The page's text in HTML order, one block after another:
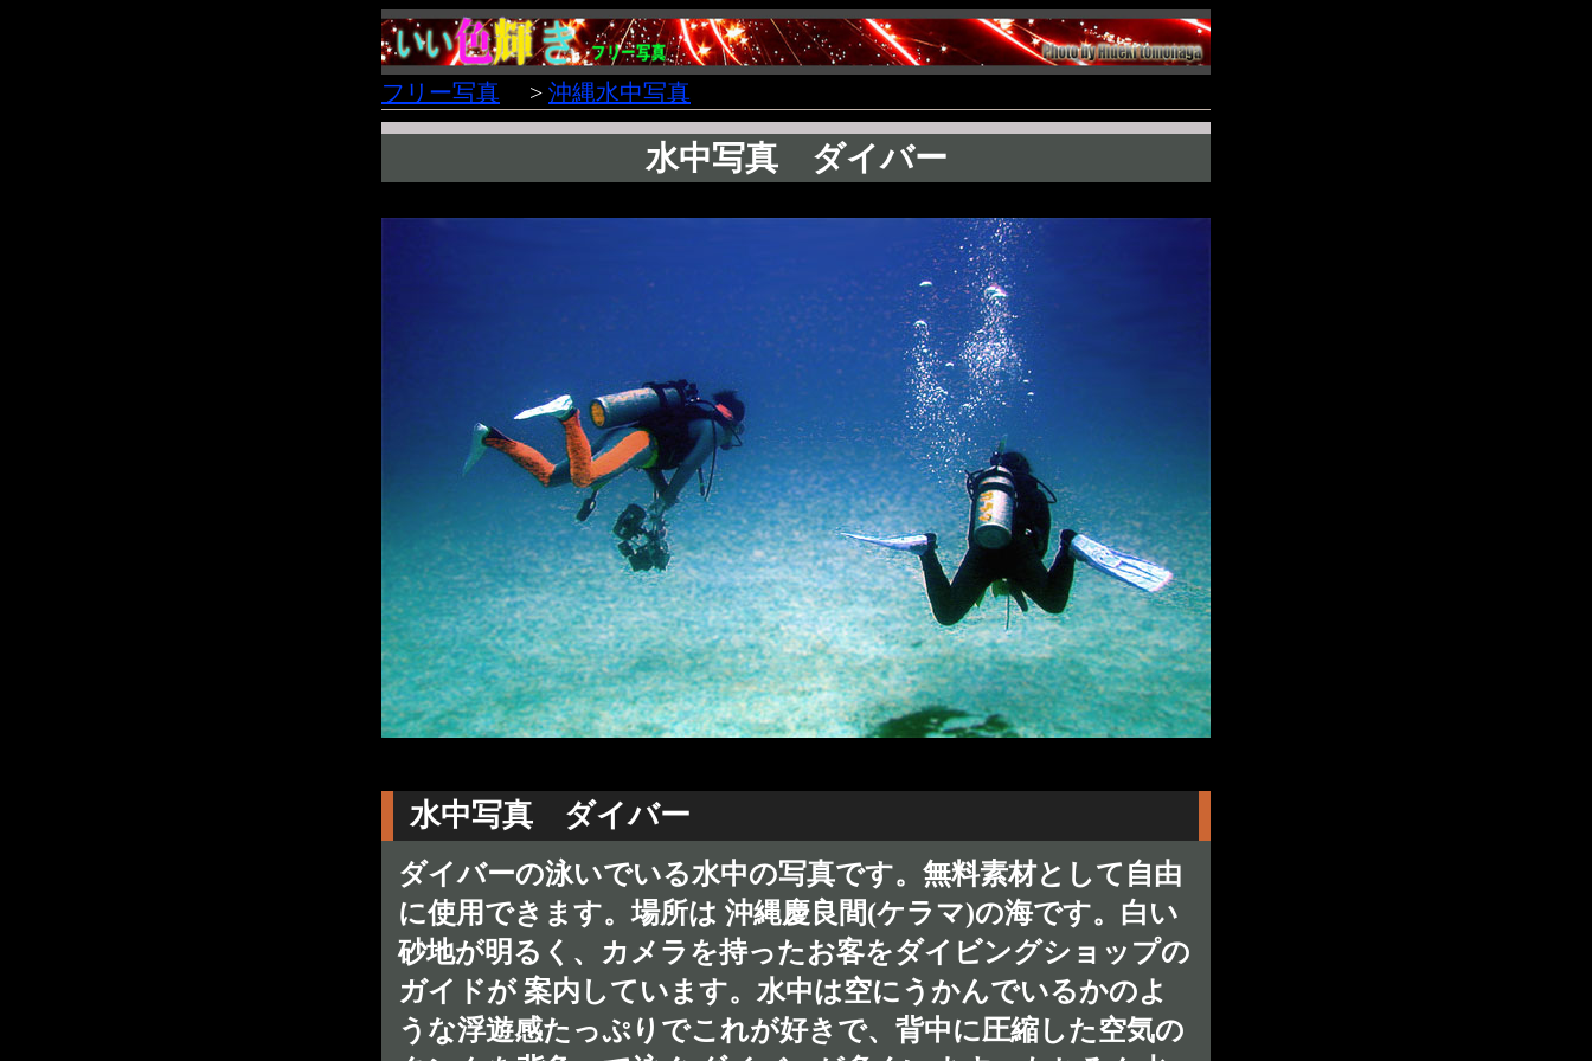
フリー写真 > 沖縄水中写真
水中写真 ダイバー
水中写真 ダイバー
ダイバーの泳いでいる水中の写真です。無料素材として自由
に使用できます。場所は 沖縄慶良間(ケラマ)の海です。白い
砂地が明るく、カメラを持ったお客をダイビングショップの
ガイドが 案内しています。水中は空にうかんでいるかのよ
うな浮遊感たっぷりでこれが好きで、背中に圧縮した空気の